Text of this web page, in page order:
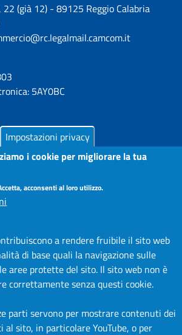
22 (già 12) - 89125 Reggio Calabria
5AY0BC
TRASPARENTE
IN.FORM.A.
SSEA
E STATISTICA
Impostazioni privacy
i cookie per migliorare la tua
acconsenti al loro utilizzo.
a rendere fruibile il sito web
di base quali la navigazione sulle
aree protette del sito. Il sito web non è
correttamente senza questi cookie.
parti servono per mostrare contenuti dei
al sito, in particolare YouTube, o per